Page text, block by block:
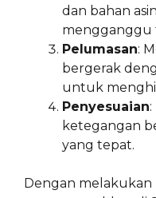
dan bahan
mengganggu
Pelumasan:
bergerak
untuk
Penyesuaian
ketegangan
yang tepat.
Dengan melakukan